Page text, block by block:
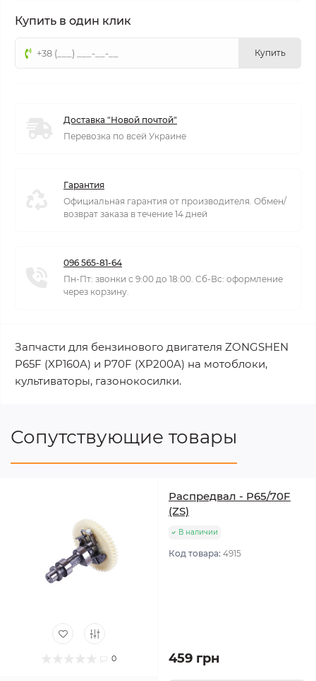
Купить в один клик
Купить
Доставка "Новой почтой"
Перевозка по всей Украине
Гарантия
Официальная гарантия от производителя. Обмен/
возврат заказа в течение 14 дней
096 565-81-64
Пн-Пт: звонки с 9:00 до 18:00. Сб-Вс: оформление
через корзину.
Запчасти для бензинового двигателя ZONGSHEN
P65F (XP160A) и P70F (XP200A) на мотоблоки,
культиваторы, газонокосилки.
Сопутствующие товары
0
Распредвал - P65/70F
(ZS)
В наличии
Код товара: 4915
459 грн